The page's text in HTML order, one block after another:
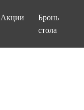
Акции
Бронь
стола